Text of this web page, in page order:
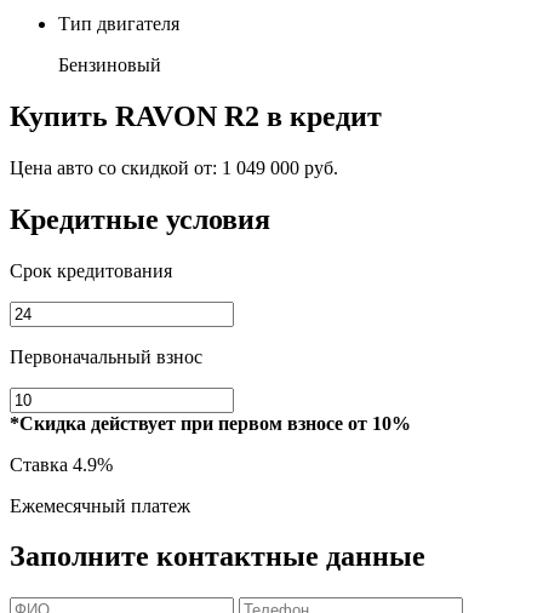
Тип двигателя
Бензиновый
Купить RAVON R2 в кредит
Цена авто со скидкой от: 1 049 000 руб.
Кредитные условия
Срок кредитования
Первоначальный взнос
*Скидка действует при первом взносе от 10%
Ставка 4.9%
Ежемесячный платеж
Заполните контактные данные